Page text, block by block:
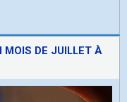
MOIS DE JUILLET À